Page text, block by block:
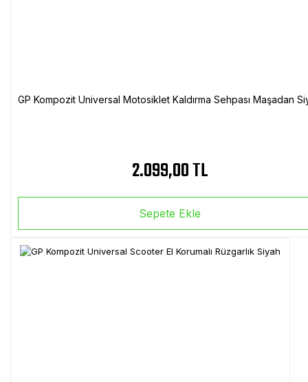
GP Kompozit Universal Motosiklet Kaldırma Sehpası Maşadan
2.099,00 TL
Sepete Ekle